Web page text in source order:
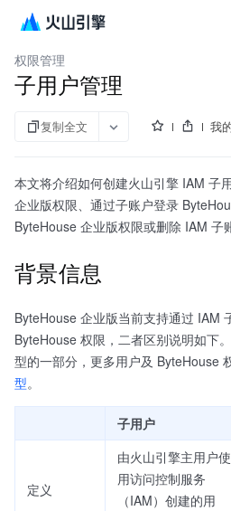
ByteHouse 企业版
权限管理
子用户管理
复制全文 我
本文将介绍如何创建火山引擎 IAM 子
企业版权限、通过子账户登录
ByteHouse 企业版权限或删除 IAM 子
背景信息
ByteHouse 企业版当前支持通过 IAM
ByteHouse 权限，二者区别说明如下
型的一部分，更多用户及 ByteHouse
型。
子用户
定义
由火山引擎主用户使
用访问控制服务
（IAM）创建的用